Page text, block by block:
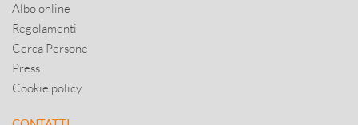
Albo online
Regolamenti
Cerca Persone
Press
Cookie policy